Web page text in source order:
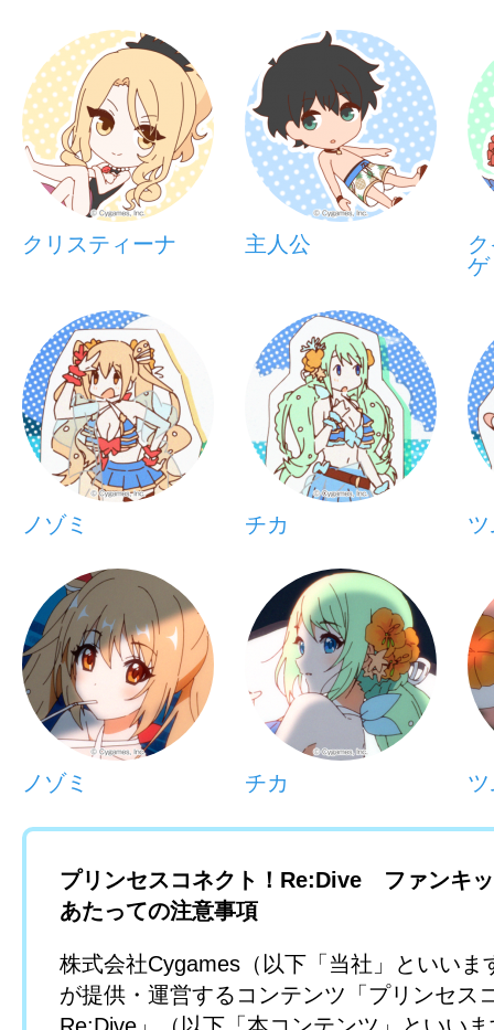
クリスティーナ 主人公
ゲ
ノゾミ チカ
ノゾミ チカ
プリンセスコネクト！Re:Dive ファンキ
あたっての注意事項
株式会社Cygames（以下「当社」といいま
が提供・運営するコンテンツ「プリンセス